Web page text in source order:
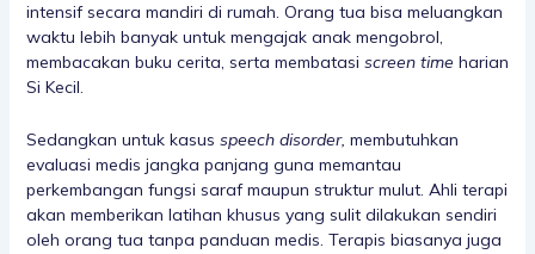
intensif secara mandiri di rumah. Orang tua bisa meluangkan
waktu lebih banyak untuk mengajak anak mengobrol,
membacakan buku cerita, serta membatasi screen time harian
Si Kecil.
Sedangkan untuk kasus speech disorder, membutuhkan
evaluasi medis jangka panjang guna memantau
perkembangan fungsi saraf maupun struktur mulut. Ahli terapi
akan memberikan latihan khusus yang sulit dilakukan sendiri
oleh orang tua tanpa panduan medis. Terapis biasanya juga